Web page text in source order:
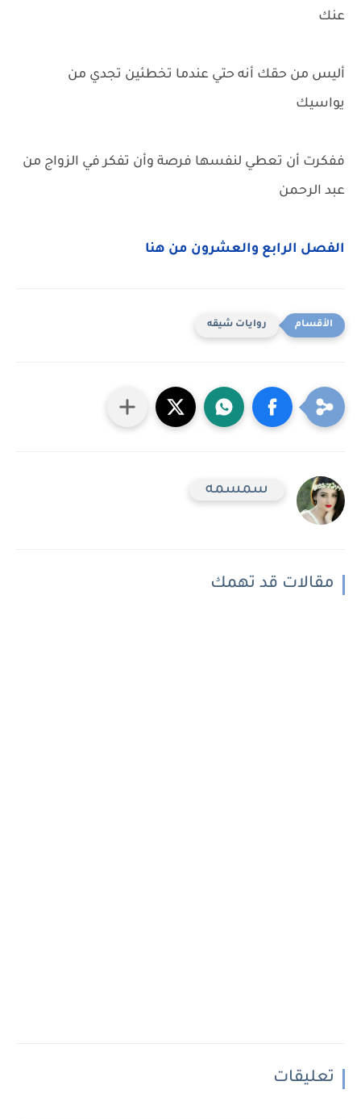
عنك
أليس من حقك أنه حتي عندما تخطئين تجدي من
يواسيك
ففكرت أن تعطي لنفسها فرصة وأن تفكر في الزواج من
عبد الرحمن
الفصل الرابع والعشرون من هنا
روايات شيقه
سمسمه
مقالات قد تهمك
تعليقات